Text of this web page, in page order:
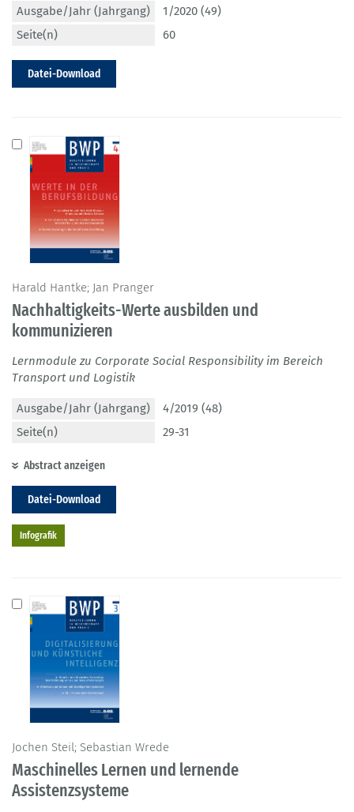
Ausgabe/Jahr (Jahrgang)
1/2020 (49)
Seite(n)
60
Datei-Download
Harald Hantke; Jan Pranger
Nachhaltigkeits-Werte ausbilden und
kommunizieren
Lernmodule zu Corporate Social Responsibility im Bereich
Transport und Logistik
Ausgabe/Jahr (Jahrgang)
4/2019 (48)
Seite(n)
29-31
Abstract anzeigen
Datei-Download
Infografik
Jochen Steil; Sebastian Wrede
Maschinelles Lernen und lernende
Assistenzsysteme